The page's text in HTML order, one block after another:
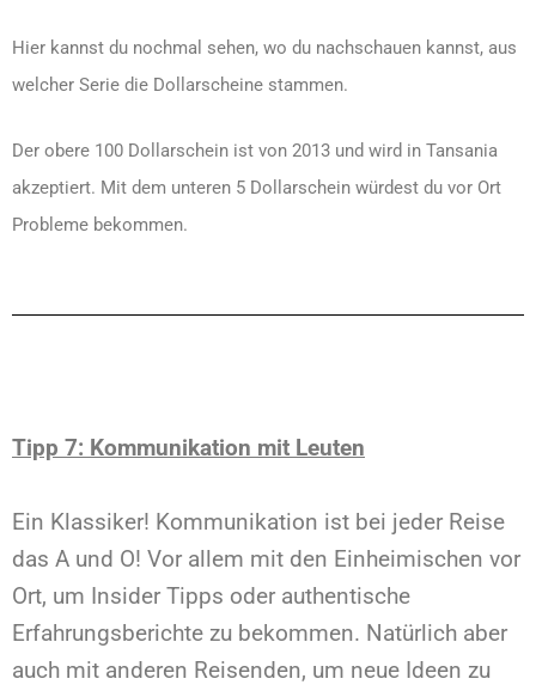
Hier kannst du nochmal sehen, wo du nachschauen kannst, aus
welcher Serie die Dollarscheine stammen.
Der obere 100 Dollarschein ist von 2013 und wird in Tansania
akzeptiert. Mit dem unteren 5 Dollarschein würdest du vor Ort
Probleme bekommen.
Tipp 7: Kommunikation mit Leuten
Ein Klassiker! Kommunikation ist bei jeder Reise
das A und O! Vor allem mit den Einheimischen vor
Ort, um Insider Tipps oder authentische
Erfahrungsberichte zu bekommen. Natürlich aber
auch mit anderen Reisenden, um neue Ideen zu